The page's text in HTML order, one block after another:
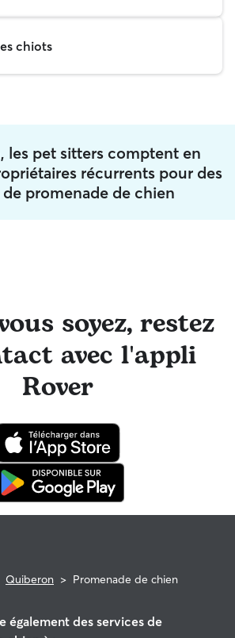
chiots
les pet sitters comptent en
récurrents pour des
promenade de chien
soyez, restez
avec l'appli
Rover
Quiberon > Promenade de chien
également des services de